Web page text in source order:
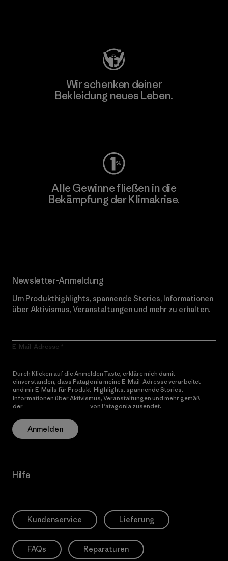
Wir schenken deiner
Bekleidung neues Leben.
Alle Gewinne fließen in die
Bekämpfung der Klimakrise.
Newsletter-Anmeldung
Um Produkthighlights, spannende Stories, Informationen
über Aktivismus, Veranstaltungen und mehr zu erhalten.
E-Mail-Adresse
Durch Klicken auf die Anmelden Taste, erkläre mich damit
einverstanden, dass Patagonia meine E-Mail-Adresse verarbeitet
und mir E-Mails für Produkt-Highlights, spannende Stories,
Informationen über Aktivismus, Veranstaltungen und mehr gemäß
der
von Patagonia zusendet.
Anmelden
Hilfe
Kundenservice Lieferung
FAQs Reparaturen